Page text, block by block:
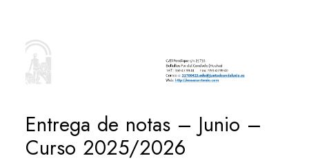
Entrega de notas – Junio –
Curso 2025/2026